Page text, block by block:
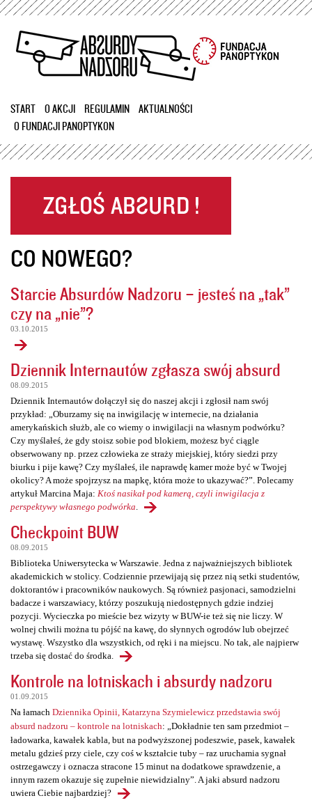
Przejdź
treści
START O AKCJI REGULAMIN
AKTUALNOŚCI
O FUNDACJI PANOPTYKON
CO NOWEGO?
Starcie Absurdów Nadzoru – jesteś na „tak”
czy na „nie”?
03.10.2015
Dziennik Internautów zgłasza swój absurd
08.09.2015
Dziennik Internautów dołączył się do naszej akcji i zgłosił nam swój
przykład: „Oburzamy się na inwigilację w internecie, na działania
amerykańskich służb, ale co wiemy o inwigilacji na własnym podwórku?
Czy myślałeś, że gdy stoisz sobie pod blokiem, możesz być ciągle
obserwowany np. przez człowieka ze straży miejskiej, który siedzi przy
biurku i pije kawę? Czy myślałeś, ile naprawdę kamer może być w Twojej
okolicy? A może spojrzysz na mapkę, która może to ukazywać?”. Polecamy
artykuł Marcina Maja: Ktoś nasikał pod kamerą, czyli inwigilacja z
perspektywy własnego podwórka
Checkpoint BUW
08.09.2015
Biblioteka Uniwersytecka w Warszawie. Jedna z najważniejszych bibliotek
akademickich w stolicy. Codziennie przewijają się przez nią setki studentów,
doktorantów i pracowników naukowych. Są również pasjonaci, samodzielni
badacze i warszawiacy, którzy poszukują niedostępnych gdzie indziej
pozycji. Wycieczka po mieście bez wizyty w BUW-ie też się nie liczy. W
wolnej chwili można tu pójść na kawę, do słynnych ogrodów lub obejrzeć
wystawę. Wszystko dla wszystkich, od ręki i na miejscu. No tak, ale najpierw
trzeba się dostać do środka.
Kontrole na lotniskach i absurdy nadzoru
01.09.2015
Na łamach Dziennika Opinii, Katarzyna Szymielewicz przedstawia swój
absurd nadzoru – kontrole na lotniskach: „Dokładnie ten sam przedmiot –
ładowarka, kawałek kabla, but na podwyższonej podeszwie, pasek, kawałek
metalu gdzieś przy ciele, czy coś w kształcie tuby – raz uruchamia sygnał
ostrzegawczy i oznacza stracone 15 minut na dodatkowe sprawdzenie, a
innym razem okazuje się zupełnie niewidzialny”. A jaki absurd nadzoru
uwiera Ciebie najbardziej?